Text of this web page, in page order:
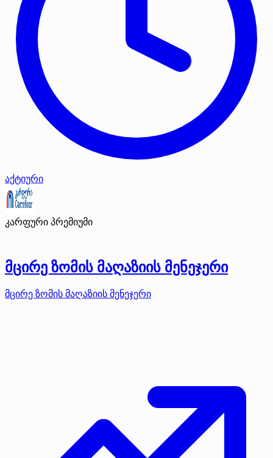
აქტიური
კარფური პრემიუმი
მცირე ზომის მაღაზიის მენეჯერი
მცირე ზომის მაღაზიის მენეჯერი